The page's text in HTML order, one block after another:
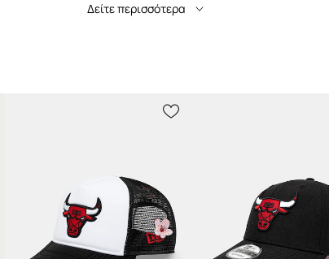
Δείτε περισσότερα